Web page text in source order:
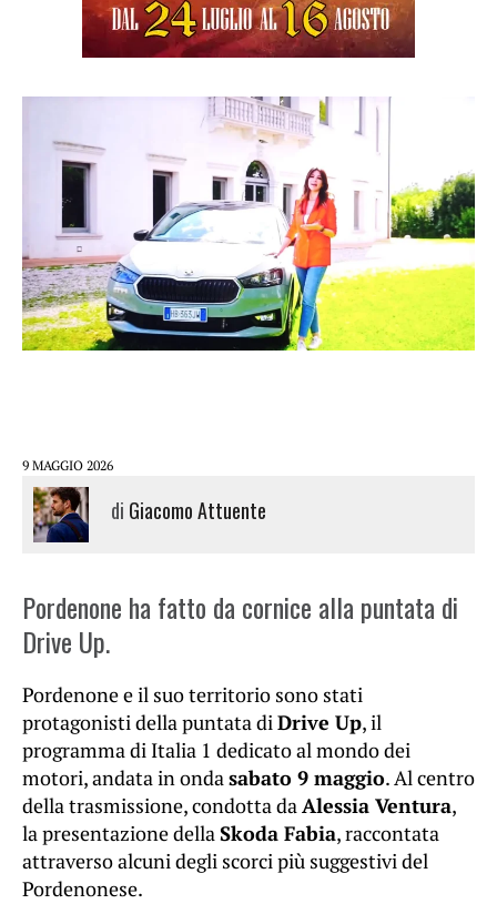
9 MAGGIO 2026
di Giacomo Attuente
Pordenone ha fatto da cornice alla puntata di
Drive Up.
Pordenone e il suo territorio sono stati
protagonisti della puntata diDrive Up, il
programma di Italia 1 dedicato al mondo dei
motori, andata in ondasabato 9 maggio. Al centro
della trasmissione, condotta daAlessia Ventura,
la presentazione dellaSkoda Fabia, raccontata
attraverso alcuni degli scorci più suggestivi del
Pordenonese.